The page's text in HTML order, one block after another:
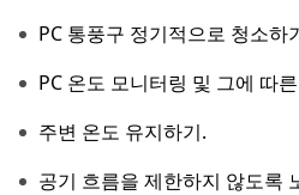
PC 통풍구 정기적으로 청소하
PC 온도 모니터링 및 그에 따
주변 온도 유지하기.
공기 흐름을 제한하지 않도록